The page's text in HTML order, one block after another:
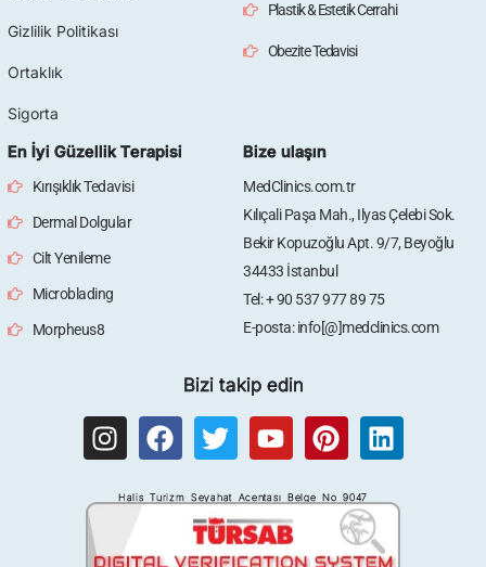
Gizlilik Politikası
Ortaklık
Sigorta
Plastik & Estetik Cerrahi
Obezite Tedavisi
En İyi Güzellik Terapisi
Kırışıklık Tedavisi
Dermal Dolgular
Cilt Yenileme
Microblading
Morpheus8
Bize ulaşın
MedClinics.com.tr
Kılıçali Paşa Mah., Ilyas Çelebi Sok.
Bekir Kopuzoğlu Apt. 9/7, Beyoğlu
34433 İstanbul
Tel: + 90 537 977 89 75
E-posta: info[@]medclinics.com
Bizi takip edin
I
n
t
F
a
e
T
w
t
t
Y
o
t
u
P
i
t
e
L
i
k
e
Halis Turizm Seyahat Acentası Belge No 9047